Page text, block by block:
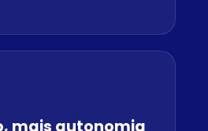
mais autonomia